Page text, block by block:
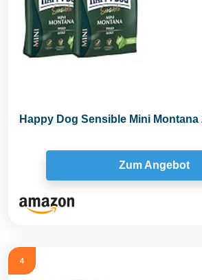
Happy Dog Sensible Mini Montana
Zum Angebot
4